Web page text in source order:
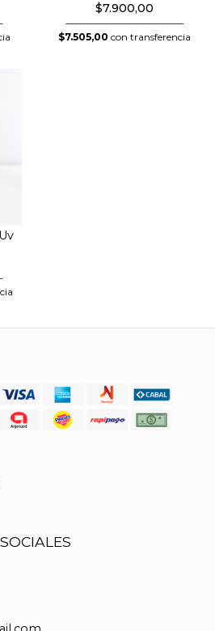
$7.900,00
$7.505,00 con transferencia